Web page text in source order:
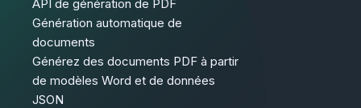
API de génération de PDF
Génération automatique de
documents
Générez des documents PDF à partir
de modèles Word et de données
JSON